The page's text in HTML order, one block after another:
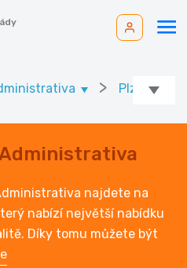
> Plzeňský
najdete na
nabízí největší nabídku
Díky tomu můžete být